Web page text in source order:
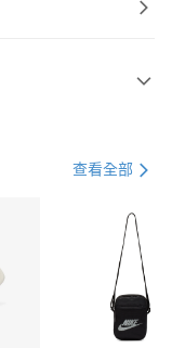
21家銀行
行
行
查看全部